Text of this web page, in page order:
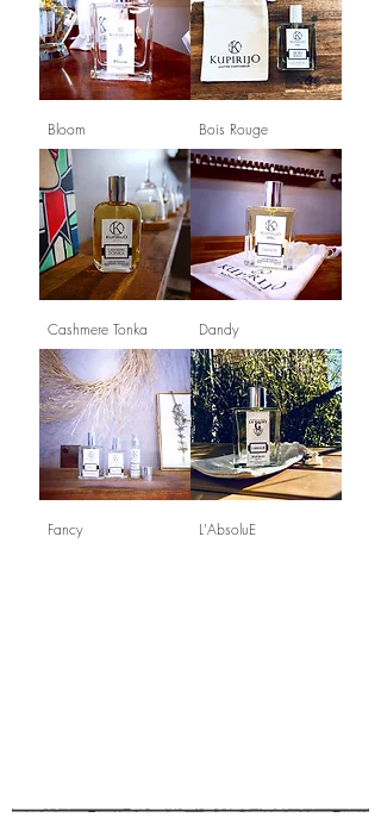
Bloom Bois Rouge
Cashmere Tonka Dandy
Fancy L'AbsoluE